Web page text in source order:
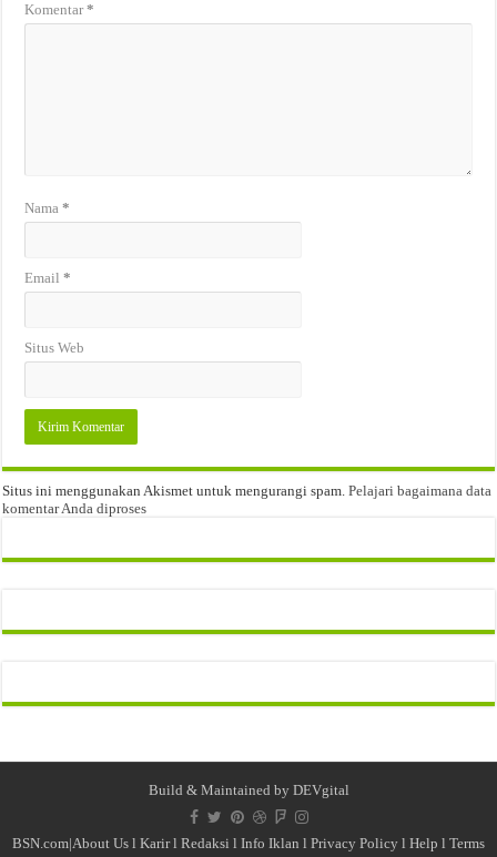
Komentar*
Nama*
Email*
Situs Web
Situs ini menggunakan Akismet untuk mengurangi spam.Pelajari bagaimana data
komentar Anda diproses
Build & Maintained by DEVgital
BSN.com|About Us l Karirl Redaksi l Info Iklan l Privacy Policy l Help l Terms